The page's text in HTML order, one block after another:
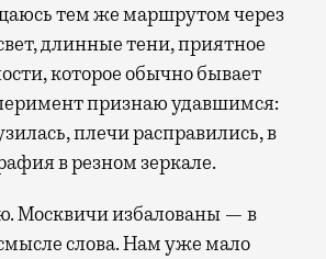
тем же маршрутом через
длинные тени, приятное
которое обычно бывает
признаю удавшимся:
плечи расправились, в
в резном зеркале.
Москвичи избалованы — в
слова. Нам уже мало